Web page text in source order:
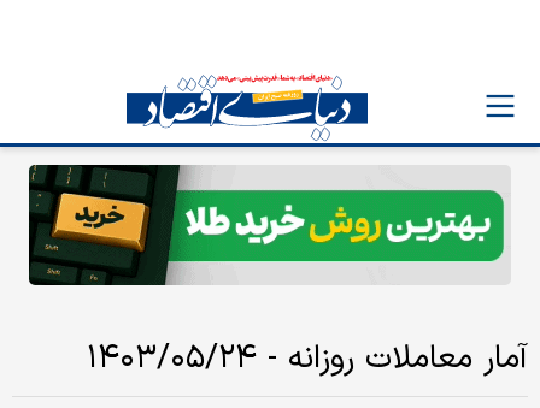
آمار معاملات روزانه - ۱۴۰۳/۰۵/۲۴